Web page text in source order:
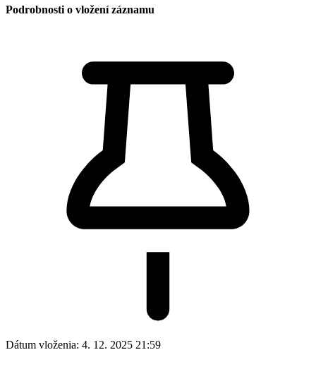
Podrobnosti o vložení záznamu
Dátum vloženia: 4. 12. 2025 21:59